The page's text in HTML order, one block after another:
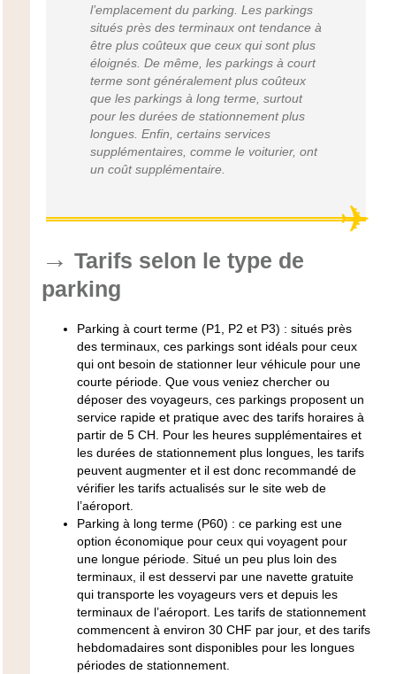
l’emplacement du parking. Les parkings
situés près des terminaux ont tendance à
être plus coûteux que ceux qui sont plus
éloignés. De même, les parkings à court
terme sont généralement plus coûteux
que les parkings à long terme, surtout
pour les durées de stationnement plus
longues. Enfin, certains services
supplémentaires, comme le voiturier, ont
un coût supplémentaire.
Tarifs selon le type de
parking
Parking à court terme (P1, P2 et P3) : situés près
des terminaux, ces parkings sont idéals pour ceux
qui ont besoin de stationner leur véhicule pour une
courte période. Que vous veniez chercher ou
déposer des voyageurs, ces parkings proposent un
service rapide et pratique avec des tarifs horaires à
partir de 5 CH. Pour les heures supplémentaires et
les durées de stationnement plus longues, les tarifs
peuvent augmenter et il est donc recommandé de
vérifier les tarifs actualisés sur le site web de
l’aéroport.
Parking à long terme (P60) : ce parking est une
option économique pour ceux qui voyagent pour
une longue période. Situé un peu plus loin des
terminaux, il est desservi par une navette gratuite
qui transporte les voyageurs vers et depuis les
terminaux de l’aéroport. Les tarifs de stationnement
commencent à environ 30 CHF par jour, et des tarifs
hebdomadaires sont disponibles pour les longues
périodes de stationnement.